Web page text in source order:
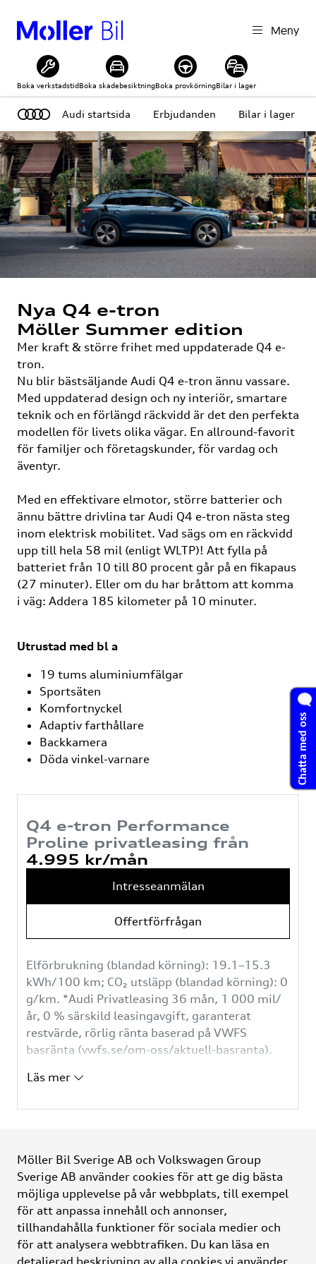
Meny
Boka verkstadstidBoka skadebesiktningBoka provkörningBilar i lager
Audi startsida Erbjudanden Bilar i lager
Möller Bil Sverige AB och Volkswagen Group
Sverige AB använder cookies för att ge dig bästa
möjliga upplevelse på vår webbplats, till exempel
för att anpassa innehåll och annonser,
tillhandahålla funktioner för sociala medier och
för att analysera webbtrafiken. Du kan läsa en
detaljerad beskrivning av alla cookies vi använder
Nya Q4 e-tron
Möller Summer edition
Mer kraft & större frihet med uppdaterade Q4 e-
tron.
Nu blir bästsäljande Audi Q4 e-tron ännu vassare.
Med uppdaterad design och ny interiör, smartare
teknik och en förlängd räckvidd är det den perfekta
modellen för livets olika vägar. En allround-favorit
för familjer och företagskunder, för vardag och
äventyr.
Med en effektivare elmotor, större batterier och
ännu bättre drivlina tar Audi Q4 e-tron nästa steg
inom elektrisk mobilitet. Vad sägs om en räckvidd
upp till hela 58 mil (enligt WLTP)! Att fylla på
batteriet från 10 till 80 procent går på en fikapaus
(27 minuter). Eller om du har bråttom att komma
i väg: Addera 185 kilometer på 10 minuter.
Utrustad med bl a
19 tums aluminiumfälgar
Sportsäten
Komfortnyckel
Adaptiv farthållare
Backkamera
Döda vinkel-varnare
Q4 e-tron Performance
Proline privatleasing från
4.995 kr/mån
Intresseanmälan
Offertförfrågan
Elförbrukning (blandad körning): 19.1–15.3
kWh/100 km; CO₂ utsläpp (blandad körning): 0
g/km. *Audi Privatleasing 36 mån, 1 000 mil/
år, 0 % särskild leasingavgift, garanterat
restvärde, rörlig ränta baserad på VWFS
basränta (vwfs.se/om-oss/aktuell-basranta).
leasingavgiften. Lägg till ett Audi Serviceavtal
ändringar och avvikelser. Bilarna på bilderna
kan vara extrautrustade. Erbjudandet gäller
tom 31/8 2026.
Läs mer
Möller Bil Sverige
Kontakt
Chatta med oss